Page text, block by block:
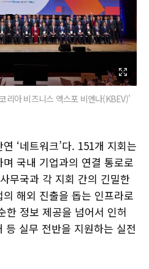
리아 비즈니스 엑스포 비엔나(KBEV)'
‘네트워크’다. 151개 지회는
국내 기업과의 연결 통로로
무국과 각 지회 간의 긴밀한
해외 진출을 돕는 인프라로
한 정보 제공을 넘어서 인허
실무 전반을 지원하는 실전